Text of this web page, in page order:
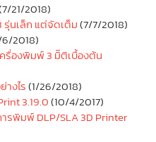
21/2018)
รุ่นเล็ก แต่จัดเต็ม(7/7/2018)
2018)
ครื่องพิมพ์ 3 มิิติเบื้องต้น
างไร(1/26/2018)
3.19.0(10/4/2017)
รพิมพ์ DLP/SLA 3D Printer